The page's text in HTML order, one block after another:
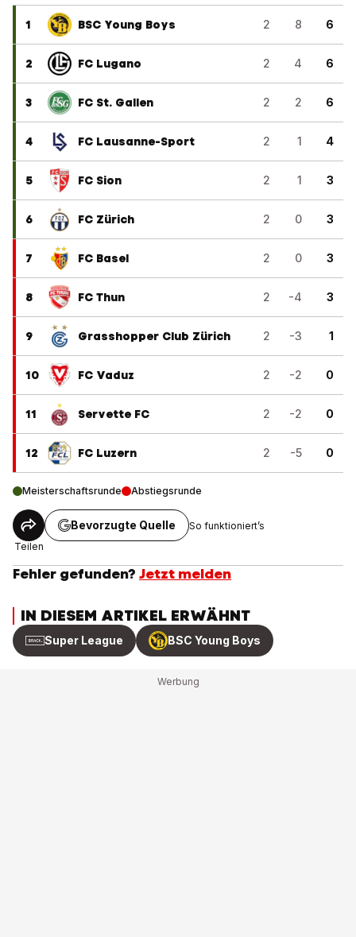
1 BSC Young Boys 2 8 6
2 FC Lugano 2 4 6
3 FC St. Gallen 2 2 6
4 FC Lausanne-Sport 2 1 4
5 FC Sion 2 1 3
6 FC Zürich 2 0 3
7 FC Basel 2 0 3
8 FC Thun 2 -4 3
9 Grasshopper Club Zürich 2 -3 1
10 FC Vaduz 2 -2 0
11 Servette FC 2 -2 0
12 FC Luzern 2 -5 0
Meisterschaftsrunde Abstiegsrunde
Teilen
Bevorzugte Quelle So funktioniert’s
Fehler gefunden? Jetzt melden
IN DIESEM ARTIKEL ERWÄHNT
Super League BSC Young Boys